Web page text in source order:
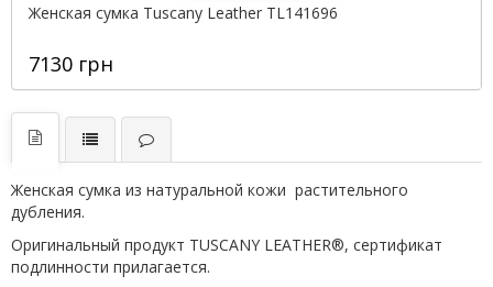
Женская сумка Tuscany Leather TL141696
7130 грн
Женская сумка из натуральной кожи растительного
дубления.
Оригинальный продукт TUSCANY LEATHER®, сертификат
подлинности прилагается.